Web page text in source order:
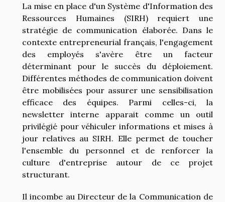
La mise en place d'un Système d'Information des
Ressources Humaines (SIRH) requiert une
stratégie de communication élaborée. Dans le
contexte entrepreneurial français, l'engagement
des employés s'avère être un facteur
déterminant pour le succès du déploiement.
Différentes méthodes de communication doivent
être mobilisées pour assurer une sensibilisation
efficace des équipes. Parmi celles-ci, la
newsletter interne apparait comme un outil
privilégié pour véhiculer informations et mises à
jour relatives au SIRH. Elle permet de toucher
l'ensemble du personnel et de renforcer la
culture d'entreprise autour de ce projet
structurant.
Il incombe au Directeur de la Communication de